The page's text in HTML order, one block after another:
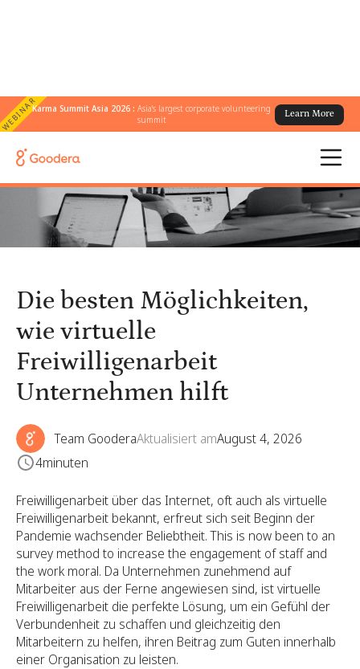
WEBINARKarma Summit Asia 2026 :Asia's largest corporate volunteering
summit
Learn More
← Alle Blogs
Unternehmen hilft
Die besten Möglichkeiten,
wie virtuelle
Freiwilligenarbeit
Unternehmen hilft
Team GooderaAktualisiert amAugust 4, 2026
4minuten
Freiwilligenarbeit über das Internet, oft auch als virtuelle
Freiwilligenarbeit bekannt, erfreut sich seit Beginn der
Pandemie wachsender Beliebtheit. This is now been to an
survey method to increase the engagement of staff and
the work moral. Da Unternehmen zunehmend auf
Mitarbeiter aus der Ferne angewiesen sind, ist virtuelle
Freiwilligenarbeit die perfekte Lösung, um ein Gefühl der
Verbundenheit zu schaffen und gleichzeitig den
Mitarbeitern zu helfen, ihren Beitrag zum Guten innerhalb
einer Organisation zu leisten.